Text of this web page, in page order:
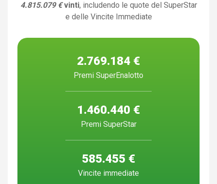
4.815.079 € vinti, includendo le quote del SuperStar
e delle Vincite Immediate
2.769.184 €
Premi SuperEnalotto
1.460.440 €
Premi SuperStar
585.455 €
Vincite immediate